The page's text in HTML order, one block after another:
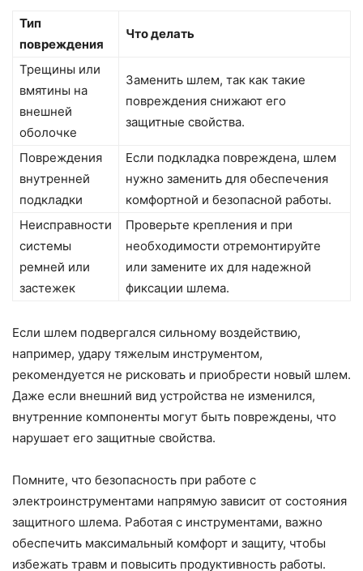
Тип
повреждения
Что делать
Трещины или
вмятины на
внешней
оболочке
Заменить шлем, так как такие
повреждения снижают его
защитные свойства.
Повреждения
внутренней
подкладки
Если подкладка повреждена, шлем
нужно заменить для обеспечения
комфортной и безопасной работы.
Неисправности
системы
ремней или
застежек
Проверьте крепления и при
необходимости отремонтируйте
или замените их для надежной
фиксации шлема.
Если шлем подвергался сильному воздействию,
например, удару тяжелым инструментом,
рекомендуется не рисковать и приобрести новый шлем.
Даже если внешний вид устройства не изменился,
внутренние компоненты могут быть повреждены, что
нарушает его защитные свойства.
Помните, что безопасность при работе с
электроинструментами напрямую зависит от состояния
защитного шлема. Работая с инструментами, важно
обеспечить максимальный комфорт и защиту, чтобы
избежать травм и повысить продуктивность работы.